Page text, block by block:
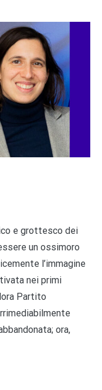
e grottesco dei
un ossimoro
l’immagine
nei primi
Partito
ora,